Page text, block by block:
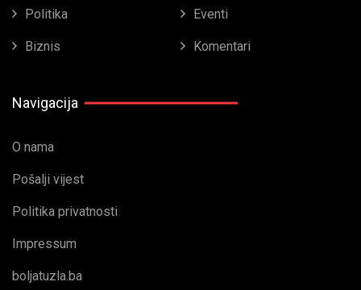
Politika Eventi
Biznis Komentari
Navigacija
O nama
Pošalji vijest
Politika privatnosti
Impressum
boljatuzla.ba